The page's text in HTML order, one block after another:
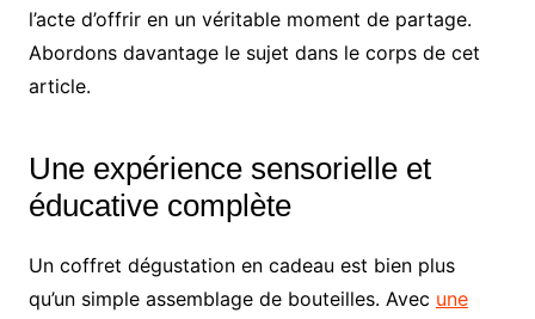
l’acte d’offrir en un véritable moment de partage.
Abordons davantage le sujet dans le corps de cet
article.
Une expérience sensorielle et
éducative complète
Un coffret dégustation en cadeau est bien plus
qu’un simple assemblage de bouteilles. Avec une